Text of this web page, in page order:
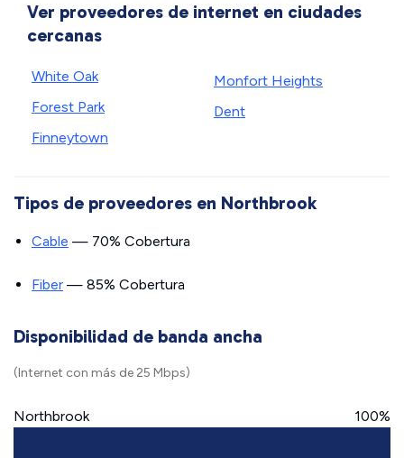
Ver proveedores de internet en ciudades
cercanas
White Oak
Forest Park
Finneytown
Monfort Heights
Dent
Tipos de proveedores en Northbrook
Cable — 70% Cobertura
Fiber — 85% Cobertura
Disponibilidad de banda ancha
(Internet con más de 25 Mbps)
Northbrook 100%